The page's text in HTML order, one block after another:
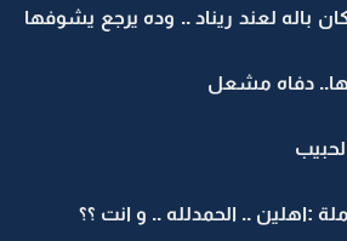
باله لعند ريناد .. وده يرجع يشوفها
دفاه مشعل
:اهلين .. الحمدلله .. و انت ؟؟